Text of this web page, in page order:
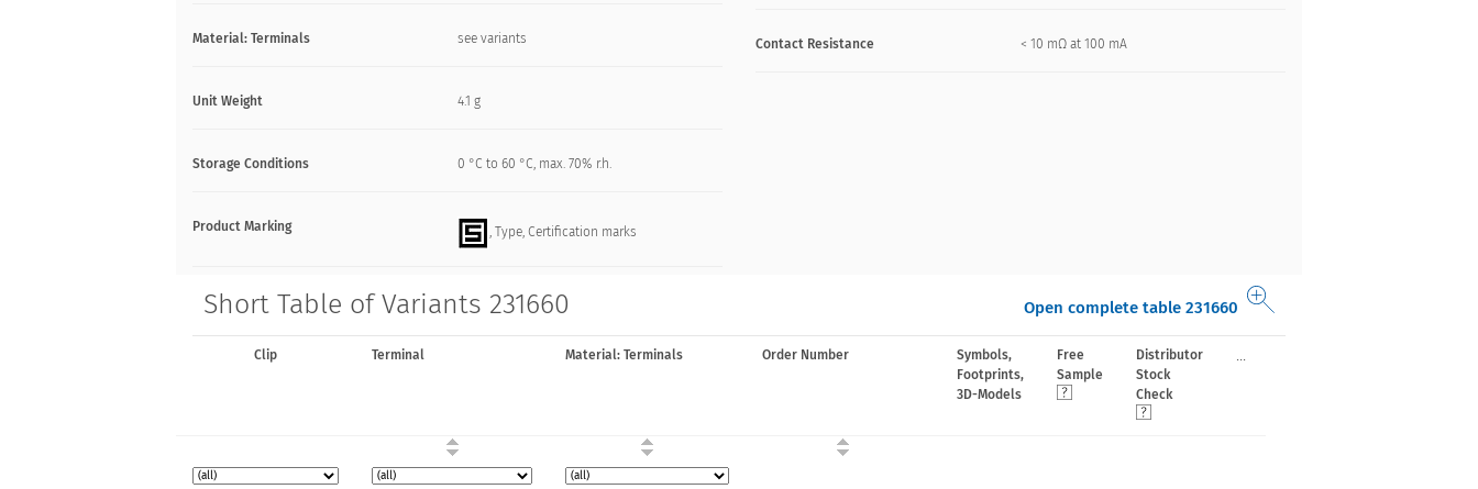
Material: Terminals see variants
Unit Weight 4.1 g
Storage Conditions 0 °C to 60 °C, max. 70% r.h.
Product Marking , Type, Certification marks
Contact Resistance < 10 mΩ at 100 mA
Short Table of Variants 231660 Open complete table 231660
Clip Terminal Material: Terminals Order Number
Symbols,
Footprints,
3D-Models
Free
Sample
Distributor
Stock
Check
...